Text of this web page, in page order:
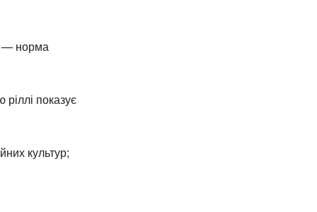
— норма
показує
культур;